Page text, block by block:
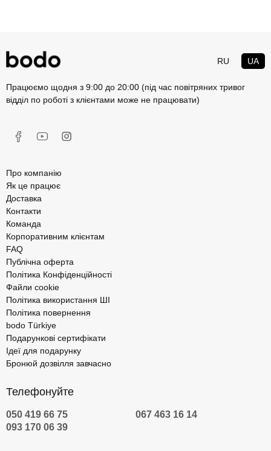
RU UA
Працюємо щодня з 9:00 до 20:00 (під час повітряних тривог
відділ по роботі з клієнтами може не працювати)
Про компанію
Як це працює
Доставка
Контакти
Команда
Корпоративним клієнтам
FAQ
Публічна оферта
Політика Конфіденційності
Файли cookie
Політика використання ШІ
Політика повернення
bodo Türkiye
Подарункові сертифікати
Ідеї для подарунку
Бронюй дозвілля завчасно
Телефонуйте
050 419 66 75
067 463 16 14
093 170 06 39